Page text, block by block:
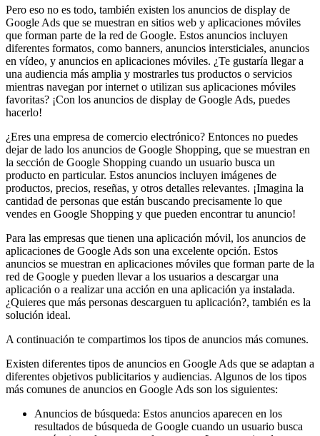
Pero eso no es todo, también existen los anuncios de display de
Google Ads que se muestran en sitios web y aplicaciones móviles
que forman parte de la red de Google. Estos anuncios incluyen
diferentes formatos, como banners, anuncios intersticiales, anuncios
en vídeo, y anuncios en aplicaciones móviles. ¿Te gustaría llegar a
una audiencia más amplia y mostrarles tus productos o servicios
mientras navegan por internet o utilizan sus aplicaciones móviles
favoritas? ¡Con los anuncios de display de Google Ads, puedes
hacerlo!
¿Eres una empresa de comercio electrónico? Entonces no puedes
dejar de lado los anuncios de Google Shopping, que se muestran en
la sección de Google Shopping cuando un usuario busca un
producto en particular. Estos anuncios incluyen imágenes de
productos, precios, reseñas, y otros detalles relevantes. ¡Imagina la
cantidad de personas que están buscando precisamente lo que
vendes en Google Shopping y que pueden encontrar tu anuncio!
Para las empresas que tienen una aplicación móvil, los anuncios de
aplicaciones de Google Ads son una excelente opción. Estos
anuncios se muestran en aplicaciones móviles que forman parte de la
red de Google y pueden llevar a los usuarios a descargar una
aplicación o a realizar una acción en una aplicación ya instalada.
¿Quieres que más personas descarguen tu aplicación?, también es la
solución ideal.
A continuación te compartimos los tipos de anuncios más comunes.
Existen diferentes tipos de anuncios en Google Ads que se adaptan a
diferentes objetivos publicitarios y audiencias. Algunos de los tipos
más comunes de anuncios en Google Ads son los siguientes:
Anuncios de búsqueda: Estos anuncios aparecen en los
resultados de búsqueda de Google cuando un usuario busca